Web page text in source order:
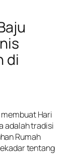
di
Hari
adalah tradisi
Rumah
tentang